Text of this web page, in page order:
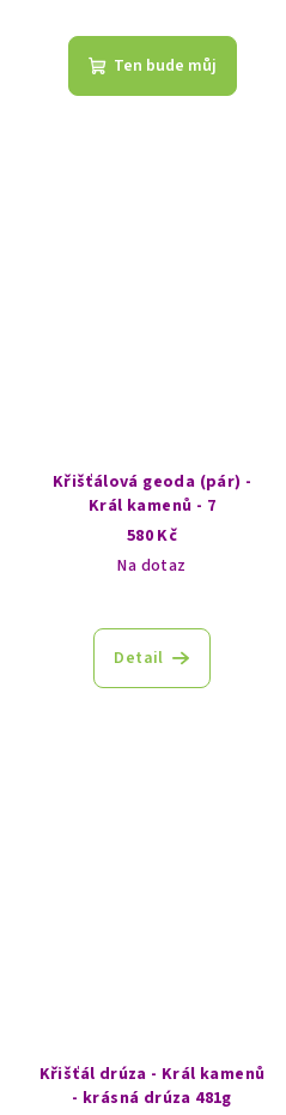
Ten bude můj
Křišťálová geoda (pár) -
Král kamenů - 7
580 Kč
Na dotaz
Detail
Křišťál drúza - Král kamenů
- krásná drúza 481g